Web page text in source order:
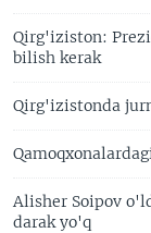
Qirg'iziston:
bilish kerak
Qirg'izistonda
Alisher Soipov
darak yo'q